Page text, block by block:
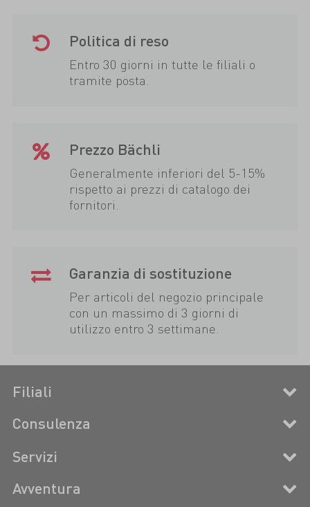
Politica di reso
Entro 30 giorni in tutte le filiali o
tramite posta.
Prezzo Bächli
Generalmente inferiori del 5-15%
rispetto ai prezzi di catalogo dei
fornitori.
Garanzia di sostituzione
Per articoli del negozio principale
con un massimo di 3 giorni di
utilizzo entro 3 settimane.
Filiali
Consulenza
Servizi
Avventura